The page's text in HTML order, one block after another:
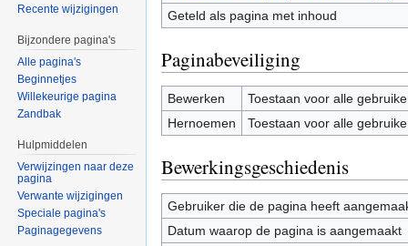
Geteld als pagina met inhoud
Paginabeveiliging
Bewerken
Toestaan voor alle
Hernoemen
Toestaan voor alle
Bewerkingsgeschiedenis
Gebruiker die de pagina heeft
Datum waarop de pagina is aangemaakt
Recente wijzigingen
Bijzondere pagina's
Alle pagina's
Beginnetjes
Willekeurige pagina
Zandbak
Hulpmiddelen
Verwijzingen naar deze
pagina
Verwante wijzigingen
Speciale pagina's
Paginagegevens